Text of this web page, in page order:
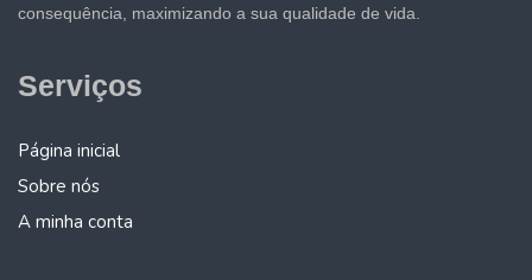
consequência, maximizando a sua qualidade de vida.
Serviços
Página inicial
Sobre nós
A minha conta